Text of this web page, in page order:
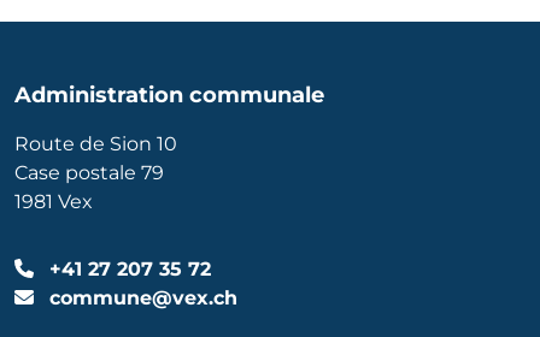
Administration communale
Route de Sion 10
Case postale 79
1981 Vex
+41 27 207 35 72
commune@vex.ch